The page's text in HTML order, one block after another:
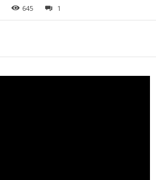
645 1